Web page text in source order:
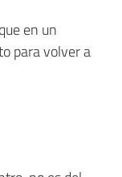
en un
para volver a